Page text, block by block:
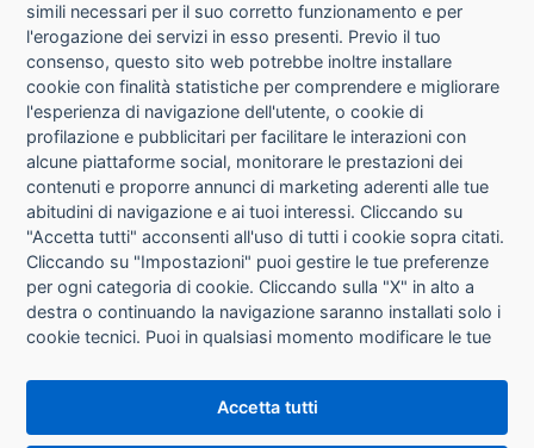
CHI SIAMO
CONTATTI
CONDIZIONI DI VENDITA
RICHIESTA RECESSO
PRIVACY
simili necessari per il suo corretto funzionamento e per
l'erogazione dei servizi in esso presenti. Previo il tuo
consenso, questo sito web potrebbe inoltre installare
cookie con finalità statistiche per comprendere e migliorare
l'esperienza di navigazione dell'utente, o cookie di
profilazione e pubblicitari per facilitare le interazioni con
alcune piattaforme social, monitorare le prestazioni dei
contenuti e proporre annunci di marketing aderenti alle tue
abitudini di navigazione e ai tuoi interessi. Cliccando su
"Accetta tutti" acconsenti all'uso di tutti i cookie sopra citati.
Cliccando su "Impostazioni" puoi gestire le tue preferenze
per ogni categoria di cookie. Cliccando sulla "X" in alto a
destra o continuando la navigazione saranno installati solo i
cookie tecnici. Puoi in qualsiasi momento modificare le tue
che si trova in fondo alle pagine del sito. Per maggiori
informazioni consulta la nostraInformativa sui cookie
Accetta tutti